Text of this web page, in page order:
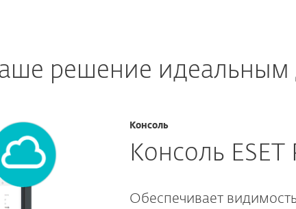
решение идеальным
Консоль
Консоль ESET
Обеспечивает